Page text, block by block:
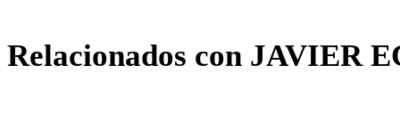
Relacionados con JAVIER